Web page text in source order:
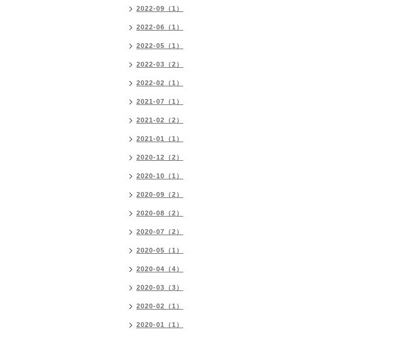
2022-09（1）
2022-06（1）
2022-05（1）
2022-03（2）
2022-02（1）
2021-07（1）
2021-02（2）
2021-01（1）
2020-12（2）
2020-10（1）
2020-09（2）
2020-08（2）
2020-07（2）
2020-05（1）
2020-04（4）
2020-03（3）
2020-02（1）
2020-01（1）